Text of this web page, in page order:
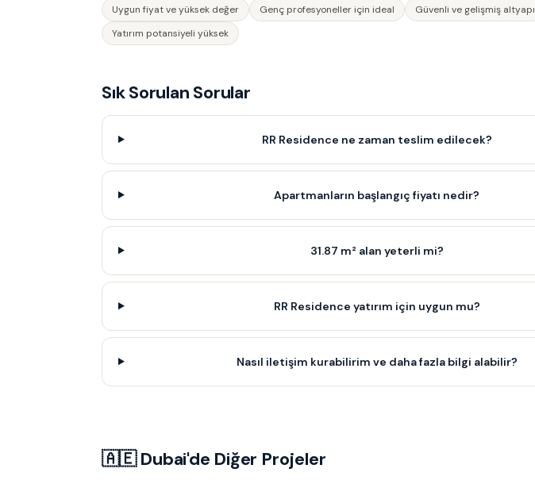
Uygun fiyat ve yüksek değer
Genç profesyoneller için ideal
Güvenli ve gelişmiş altyapı
Yatırım potansiyeli yüksek
Sık Sorulan Sorular
RR Residence ne zaman teslim edilecek?
Apartmanların başlangıç fiyatı nedir?
31.87 m² alan yeterli mi?
RR Residence yatırım için uygun mu?
Nasıl iletişim kurabilirim ve daha fazla bilgi alabilir?
🇦🇪 Dubai'de Diğer Projeler